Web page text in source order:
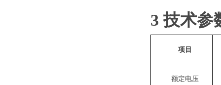
3 技术参
项目
额定电压